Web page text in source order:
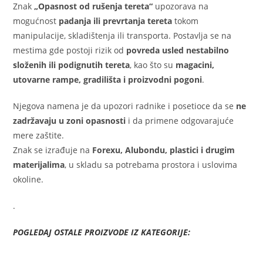
Znak„Opasnost od rušenja tereta“ upozorava na
mogućnost padanja ili prevrtanja tereta tokom
manipulacije, skladištenja ili transporta. Postavlja se na
mestima gde postoji rizik od povreda usled nestabilno
složenih ili podignutih tereta, kao što su magacini,
utovarne rampe, gradilišta i proizvodni pogoni.
Njegova namena je da upozori radnike i posetioce da se ne
zadržavaju u zoni opasnosti i da primene odgovarajuće
mere zaštite.
Znak se izrađuje na Forexu, Alubondu, plastici i drugim
materijalima, u skladu sa potrebama prostora i uslovima
okoline.
.
POGLEDAJ OSTALE PROIZVODE IZ KATEGORIJE: